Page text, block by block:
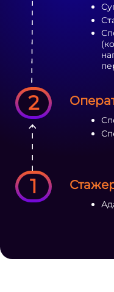
1
2